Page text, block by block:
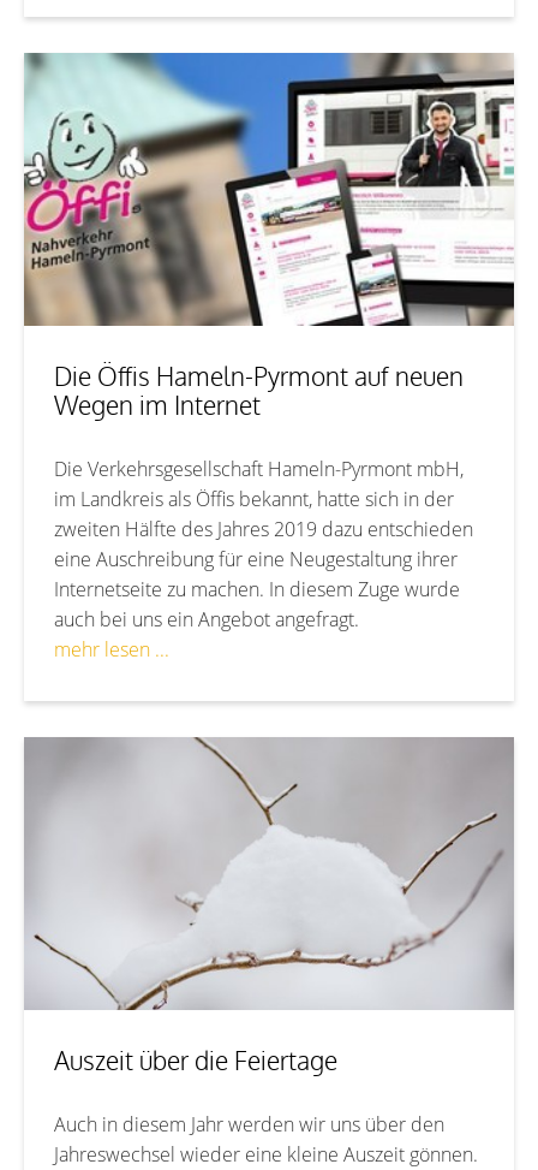
Die Öffis Hameln-Pyrmont auf neuen
Wegen im Internet
Die Verkehrsgesellschaft Hameln-Pyrmont mbH,
im Landkreis als Öffis bekannt, hatte sich in der
zweiten Hälfte des Jahres 2019 dazu entschieden
eine Auschreibung für eine Neugestaltung ihrer
Internetseite zu machen. In diesem Zuge wurde
auch bei uns ein Angebot angefragt.
mehr lesen ...
Auszeit über die Feiertage
Auch in diesem Jahr werden wir uns über den
Jahreswechsel wieder eine kleine Auszeit gönnen.